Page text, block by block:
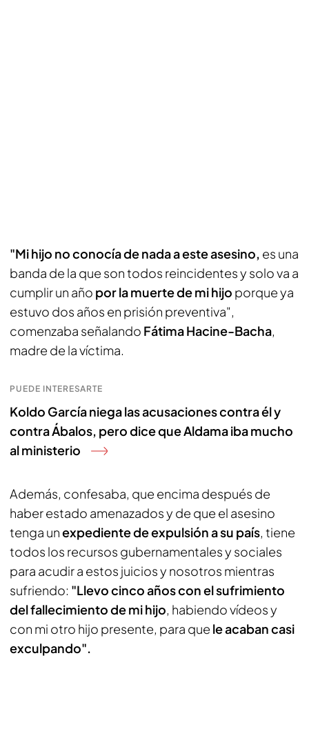
"Mi hijo no conocía de nada a este asesino, es una
banda de la que son todos reincidentes y solo va a
cumplir un año por la muerte de mi hijo porque ya
estuvo dos años en prisión preventiva",
comenzaba señalando Fátima Hacine-Bacha,
madre de la víctima.
PUEDE INTERESARTE
Koldo García niega las acusaciones contra él y
contra Ábalos, pero dice que Aldama iba mucho
al ministerio
Además, confesaba, que encima después de
haber estado amenazados y de que el asesino
tenga unexpediente de expulsión a su país, tiene
todos los recursos gubernamentales y sociales
para acudir a estos juicios y nosotros mientras
sufriendo: "Llevo cinco años con el sufrimiento
del fallecimiento de mi hijo, habiendo vídeos y
con mi otro hijo presente, para que le acaban casi
exculpando".